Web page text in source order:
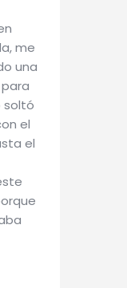
me
una
soltó
el
el